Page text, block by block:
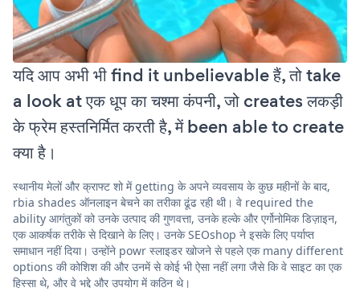
यदि आप अभी भी find it unbelievable हैं, तो take
a look at एक धूप का चश्मा कंपनी, जो creates लकड़ी
के फ्रेम हस्तनिर्मित करती है, में been able to create
क्या है।
स्थानीय मेलों और क्राफ्ट शो में getting के अपने व्यवसाय के कुछ महीनों के बाद,
rbia shades ऑनलाइन बेचने का तरीका ढूंढ रही थी। वे required the
ability आगंतुकों को उनके उत्पाद की गुणवत्ता, उनके हल्के और एर्गोनोमिक डिज़ाइन,
एक आकर्षक तरीके से दिखाने के लिए। उनके SEOshop ने इसके लिए पर्याप्त
समाधान नहीं दिया। उन्होंने powr स्लाइडर खोजने से पहले एक many different
options की कोशिश की और उनमें से कोई भी ऐसा नहीं लगा जैसे कि वे साइट का एक
हिस्सा थे, और वे भद्दे और उपयोग में कठिन थे।